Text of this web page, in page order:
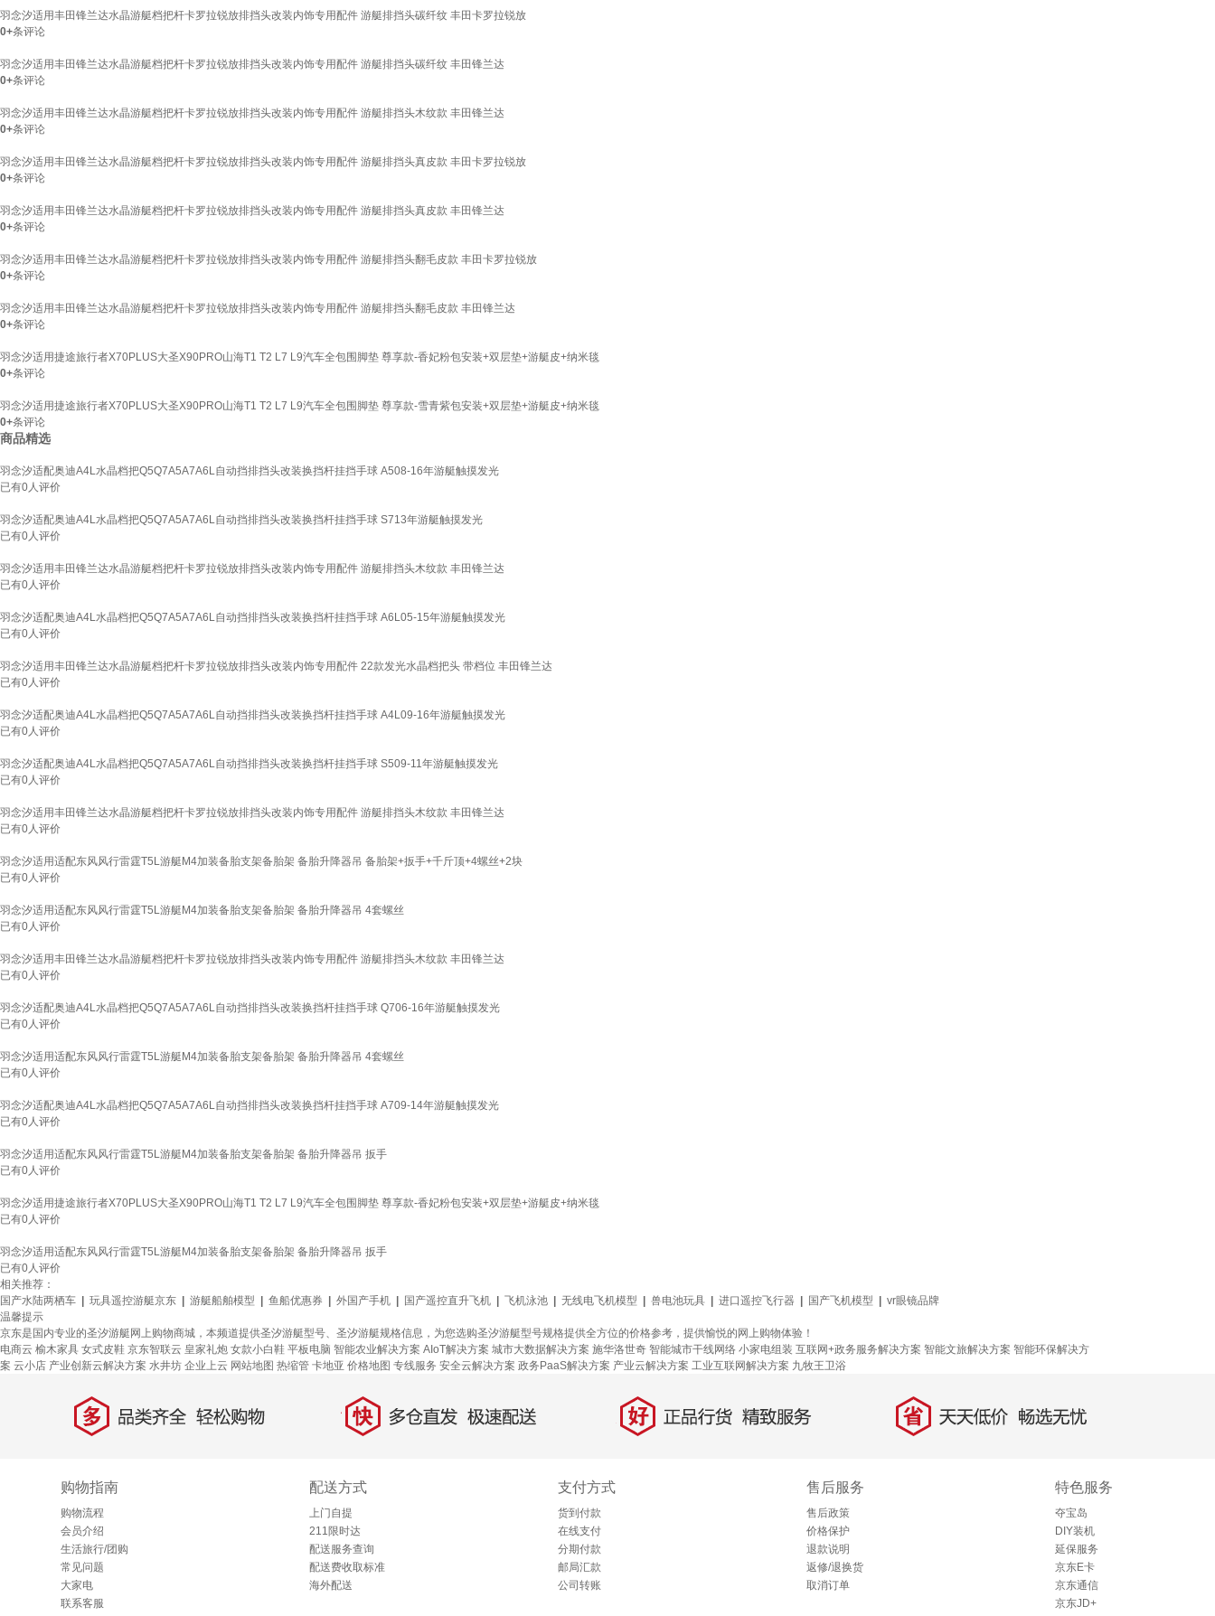
羽念汐适用丰田锋兰达水晶游艇档把杆卡罗拉锐放排挡头改装内饰专用配件 游艇排挡头碳纤纹 丰田卡罗拉锐放
0+条评论
羽念汐适用丰田锋兰达水晶游艇档把杆卡罗拉锐放排挡头改装内饰专用配件 游艇排挡头碳纤纹 丰田锋兰达
0+条评论
羽念汐适用丰田锋兰达水晶游艇档把杆卡罗拉锐放排挡头改装内饰专用配件 游艇排挡头木纹款 丰田锋兰达
0+条评论
羽念汐适用丰田锋兰达水晶游艇档把杆卡罗拉锐放排挡头改装内饰专用配件 游艇排挡头真皮款 丰田卡罗拉锐放
0+条评论
羽念汐适用丰田锋兰达水晶游艇档把杆卡罗拉锐放排挡头改装内饰专用配件 游艇排挡头真皮款 丰田锋兰达
0+条评论
羽念汐适用丰田锋兰达水晶游艇档把杆卡罗拉锐放排挡头改装内饰专用配件 游艇排挡头翻毛皮款 丰田卡罗拉锐放
0+条评论
羽念汐适用丰田锋兰达水晶游艇档把杆卡罗拉锐放排挡头改装内饰专用配件 游艇排挡头翻毛皮款 丰田锋兰达
0+条评论
羽念汐适用捷途旅行者X70PLUS大圣X90PRO山海T1 T2 L7 L9汽车全包围脚垫 尊享款-香妃粉包安装+双层垫+游艇皮+纳米毯
0+条评论
羽念汐适用捷途旅行者X70PLUS大圣X90PRO山海T1 T2 L7 L9汽车全包围脚垫 尊享款-雪青紫包安装+双层垫+游艇皮+纳米毯
0+条评论
商品精选
羽念汐适配奥迪A4L水晶档把Q5Q7A5A7A6L自动挡排挡头改装换挡杆挂挡手球 A508-16年游艇触摸发光
已有0人评价
羽念汐适配奥迪A4L水晶档把Q5Q7A5A7A6L自动挡排挡头改装换挡杆挂挡手球 S713年游艇触摸发光
已有0人评价
羽念汐适用丰田锋兰达水晶游艇档把杆卡罗拉锐放排挡头改装内饰专用配件 游艇排挡头木纹款 丰田锋兰达
已有0人评价
羽念汐适配奥迪A4L水晶档把Q5Q7A5A7A6L自动挡排挡头改装换挡杆挂挡手球 A6L05-15年游艇触摸发光
已有0人评价
羽念汐适用丰田锋兰达水晶游艇档把杆卡罗拉锐放排挡头改装内饰专用配件 22款发光水晶档把头 带档位 丰田锋兰达
已有0人评价
羽念汐适配奥迪A4L水晶档把Q5Q7A5A7A6L自动挡排挡头改装换挡杆挂挡手球 A4L09-16年游艇触摸发光
已有0人评价
羽念汐适配奥迪A4L水晶档把Q5Q7A5A7A6L自动挡排挡头改装换挡杆挂挡手球 S509-11年游艇触摸发光
已有0人评价
羽念汐适用丰田锋兰达水晶游艇档把杆卡罗拉锐放排挡头改装内饰专用配件 游艇排挡头木纹款 丰田锋兰达
已有0人评价
羽念汐适用适配东风风行雷霆T5L游艇M4加装备胎支架备胎架 备胎升降器吊 备胎架+扳手+千斤顶+4螺丝+2块
已有0人评价
羽念汐适用适配东风风行雷霆T5L游艇M4加装备胎支架备胎架 备胎升降器吊 4套螺丝
已有0人评价
羽念汐适用丰田锋兰达水晶游艇档把杆卡罗拉锐放排挡头改装内饰专用配件 游艇排挡头木纹款 丰田锋兰达
已有0人评价
羽念汐适配奥迪A4L水晶档把Q5Q7A5A7A6L自动挡排挡头改装换挡杆挂挡手球 Q706-16年游艇触摸发光
已有0人评价
羽念汐适用适配东风风行雷霆T5L游艇M4加装备胎支架备胎架 备胎升降器吊 4套螺丝
已有0人评价
羽念汐适配奥迪A4L水晶档把Q5Q7A5A7A6L自动挡排挡头改装换挡杆挂挡手球 A709-14年游艇触摸发光
已有0人评价
羽念汐适用适配东风风行雷霆T5L游艇M4加装备胎支架备胎架 备胎升降器吊 扳手
已有0人评价
羽念汐适用捷途旅行者X70PLUS大圣X90PRO山海T1 T2 L7 L9汽车全包围脚垫 尊享款-香妃粉包安装+双层垫+游艇皮+纳米毯
已有0人评价
羽念汐适用适配东风风行雷霆T5L游艇M4加装备胎支架备胎架 备胎升降器吊 扳手
已有0人评价
相关推荐：
国产水陆两栖车
玩具遥控游艇京东 游艇船舶模型 鱼船优惠券 外国产手机 国产遥控直升飞机 飞机泳池 无线电飞机模型 兽电池玩具 进口遥控飞行器 国产飞机模型
vr眼镜品牌
温馨提示
京东是国内专业的圣汐游艇网上购物商城，本频道提供圣汐游艇型号、圣汐游艇规格信息，为您选购圣汐游艇型号规格提供全方位的价格参考，提供愉悦的网上购物体验！
电商云 榆木家具 女式皮鞋 京东智联云 皇家礼炮 女款小白鞋 平板电脑 智能农业解决方案 AIoT解决方案 城市大数据解决方案 施华洛世奇 智能城市干线网络 小家电组装 互联网+政务服务解决方案 智能文旅解决方案 智能环保解决方
案 云小店 产业创新云解决方案 水井坊 企业上云 网站地图 热缩管 卡地亚 价格地图 专线服务 安全云解决方案 政务PaaS解决方案 产业云解决方案 工业互联网解决方案 九牧王卫浴
多 品类齐全，轻松购物 快 多仓直发，极速配送 好 正品行货，精致服务 省 天天低价，畅选无忧
购物指南
购物流程
会员介绍
生活旅行/团购
常见问题
大家电
联系客服
配送方式
上门自提
211限时达
配送服务查询
配送费收取标准
海外配送
支付方式
货到付款
在线支付
分期付款
邮局汇款
公司转账
售后服务
售后政策
价格保护
退款说明
返修/退换货
取消订单
特色服务
夺宝岛
DIY装机
延保服务
京东E卡
京东通信
京东JD+